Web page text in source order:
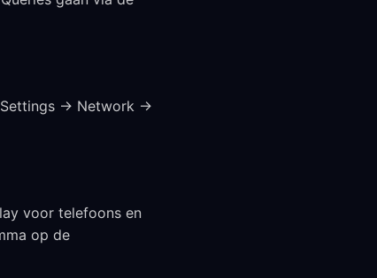
Settings → Network →
voor telefoons en
op de